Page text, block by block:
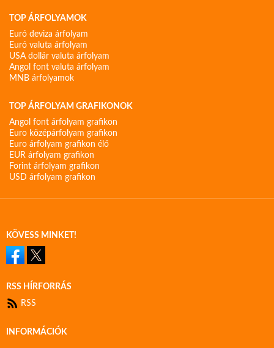
TOP ÁRFOLYAMOK
Euró deviza árfolyam
Euró valuta árfolyam
USA dollár valuta árfolyam
Angol font valuta árfolyam
MNB árfolyamok
TOP ÁRFOLYAM GRAFIKONOK
Angol font árfolyam grafikon
Euro középárfolyam grafikon
Euro árfolyam grafikon élő
EUR árfolyam grafikon
Forint árfolyam grafikon
USD árfolyam grafikon
KÖVESS MINKET!
RSS HÍRFORRÁS
RSS
INFORMÁCIÓK